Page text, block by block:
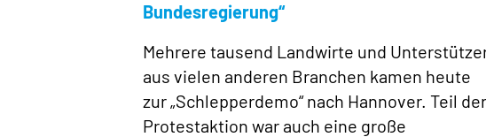
Bundesregierung“
Mehrere tausend Landwirte und
aus vielen anderen Branchen kamen heute
zur „Schlepperdemo“ nach Hannover. Teil der
Protestaktion war auch eine große